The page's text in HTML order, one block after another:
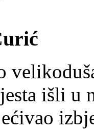
išli u